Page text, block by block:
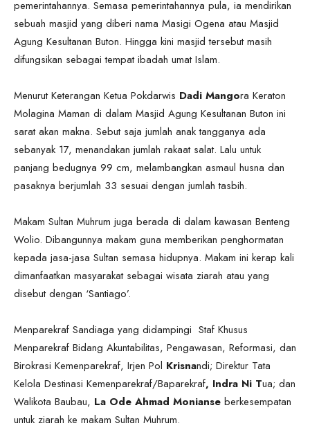
pemerintahannya. Semasa pemerintahannya pula, ia mendirikan
sebuah masjid yang diberi nama Masigi Ogena atau Masjid
Agung Kesultanan Buton. Hingga kini masjid tersebut masih
difungsikan sebagai tempat ibadah umat Islam.
Menurut Keterangan Ketua Pokdarwis Dadi Mangora Keraton
Molagina Maman di dalam Masjid Agung Kesultanan Buton ini
sarat akan makna. Sebut saja jumlah anak tangganya ada
sebanyak 17, menandakan jumlah rakaat salat. Lalu untuk
panjang bedugnya 99 cm, melambangkan asmaul husna dan
pasaknya berjumlah 33 sesuai dengan jumlah tasbih.
Makam Sultan Muhrum juga berada di dalam kawasan Benteng
Wolio. Dibangunnya makam guna memberikan penghormatan
kepada jasa-jasa Sultan semasa hidupnya. Makam ini kerap kali
dimanfaatkan masyarakat sebagai wisata ziarah atau yang
disebut dengan ‘Santiago’.
Menparekraf Sandiaga yang didampingi Staf Khusus
Menparekraf Bidang Akuntabilitas, Pengawasan, Reformasi, dan
Birokrasi Kemenparekraf, Irjen Pol Krisnandi; Direktur Tata
Kelola Destinasi Kemenparekraf/Baparekraf, Indra Ni Tua; dan
Walikota Baubau, La Ode Ahmad Monianse berkesempatan
untuk ziarah ke makam Sultan Muhrum.